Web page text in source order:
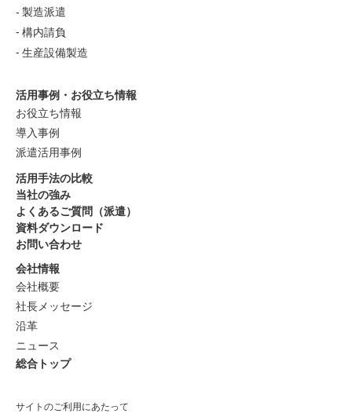
製造派遣
構内請負
生産設備製造
活用事例・お役立ち情報
お役立ち情報
導入事例
派遣活用事例
活用手法の比較
当社の強み
よくあるご質問（派遣）
資料ダウンロード
お問い合わせ
会社情報
会社概要
社長メッセージ
沿革
ニュース
総合トップ
サイトのご利用にあたって